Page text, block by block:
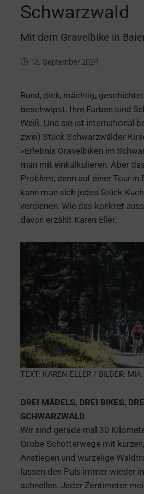
Schwarzwald
Mit dem Gravelbike in
13. September 2024
Rund, dick, mächtig,
beschwipst. Ihre Farben sind
Weiß. Und sie ist international
zwei) Stück Schwarzwälder
»Erlebnis Gravelbiken im
man mit einkalkulieren. Aber
Problem, denn auf einer Tour in
kann man sich jedes Stück
verdienen. Wie das konkret
davon erzählt Karen Eller.
TEXT: KAREN ELLER / BILDER:
DREI MÄDELS, DREI BIKES,
SCHWARZWALD
Wir sind gerade mal 30
Grobe Schotterwege mit
Anstiegen und wurzelige
lassen den Puls immer wieder
schnellen. Jeder Zentimeter